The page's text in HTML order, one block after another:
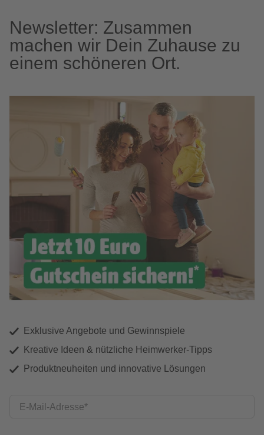
Newsletter: Zusammen
machen wir Dein Zuhause zu
einem schöneren Ort.
Exklusive Angebote und Gewinnspiele
Kreative Ideen & nützliche Heimwerker-Tipps
Produktneuheiten und innovative Lösungen
E-Mail-Adresse